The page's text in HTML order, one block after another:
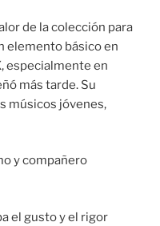
de la colección para
elemento básico en
especialmente en
más tarde. Su
músicos jóvenes,
y compañero
el gusto y el rigor